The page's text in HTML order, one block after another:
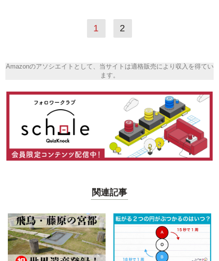
1 2
Amazonのアソシエイトとして、当サイトは適格販売により収入を得てい
ます。
関連記事